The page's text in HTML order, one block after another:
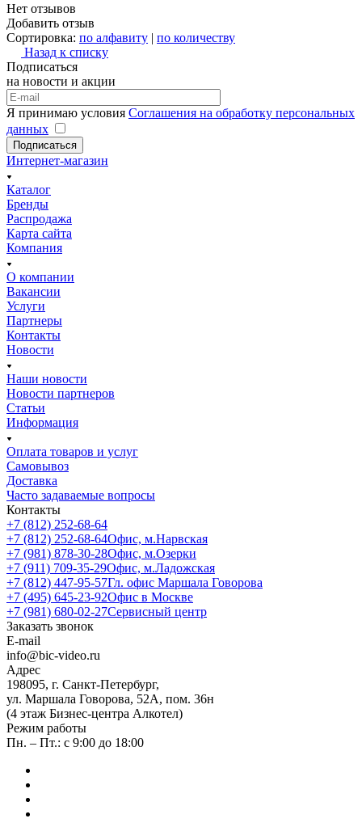
Нет отзывов
Добавить отзыв
Сортировка: по алфавиту | по количеству
Назад к списку
Подписаться
на новости и акции
Я принимаю условия Соглашения на обработку персональных
данных
Подписаться
Интернет-магазин
Каталог
Бренды
Распродажа
Карта сайта
Компания
О компании
Вакансии
Услуги
Партнеры
Контакты
Новости
Наши новости
Новости партнеров
Статьи
Информация
Оплата товаров и услуг
Самовывоз
Доставка
Часто задаваемые вопросы
Контакты
+7 (812) 252-68-64
+7 (812) 252-68-64Офис, м.Нарвская
+7 (981) 878-30-28Офис, м.Озерки
+7 (911) 709-35-29Офис, м.Ладожская
+7 (812) 447-95-57Гл. офис Маршала Говорова
+7 (495) 645-23-92Офис в Москве
+7 (981) 680-02-27Сервисный центр
Заказать звонок
E-mail
info@bic-video.ru
Адрес
198095, г. Санкт-Петербург,
ул. Маршала Говорова, 52А, пом. 36н
(4 этаж Бизнес-центра Алкотел)
Режим работы
Пн. – Пт.: с 9:00 до 18:00